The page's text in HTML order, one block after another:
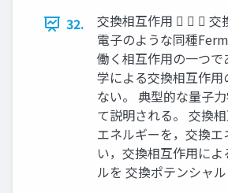
32.
交換相互作用    交
電子のような同種
働く相互作用の一つで
学による交換相互作用
ない。 典型的な量子
て説明される。 交換
エネルギーを，交換エ
い，交換相互作用によ
ルを 交換ポテンシャル